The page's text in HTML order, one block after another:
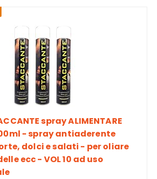
spray ALIMENTARE
- spray antiaderente
dolci e salati - per oliare
ecc - VOL 10 ad uso